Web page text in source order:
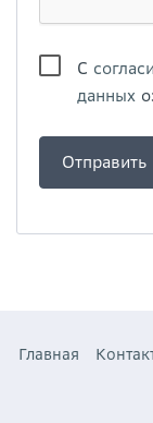
С
данных
Главная